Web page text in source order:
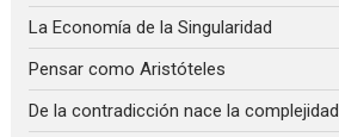
La Economía de la Singularidad
Pensar como Aristóteles
De la contradicción nace la complejidad